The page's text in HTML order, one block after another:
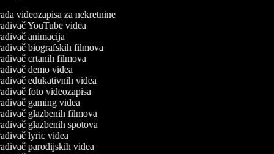
videozapisa za nekretnine
YouTube videa
animacija
biografskih filmova
crtanih filmova
demo videa
edukativnih videa
foto videozapisa
gaming videa
glazbenih filmova
glazbenih spotova
lyric videa
parodijskih videa